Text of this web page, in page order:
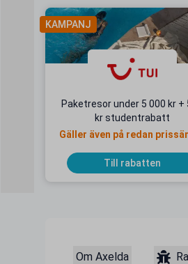
Om Axelda
KAMPANJ
Paketresor under 5 000 kr +
kr studentrabatt
Gäller även på redan
Till rabatten